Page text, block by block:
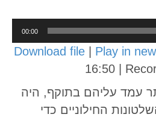
00:00
Download file Play in
16:50
עמד עליהם בתוקף, היה
החילוניים כדי